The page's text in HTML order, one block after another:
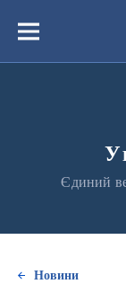
вмістуМеню
Єдиний
Новини